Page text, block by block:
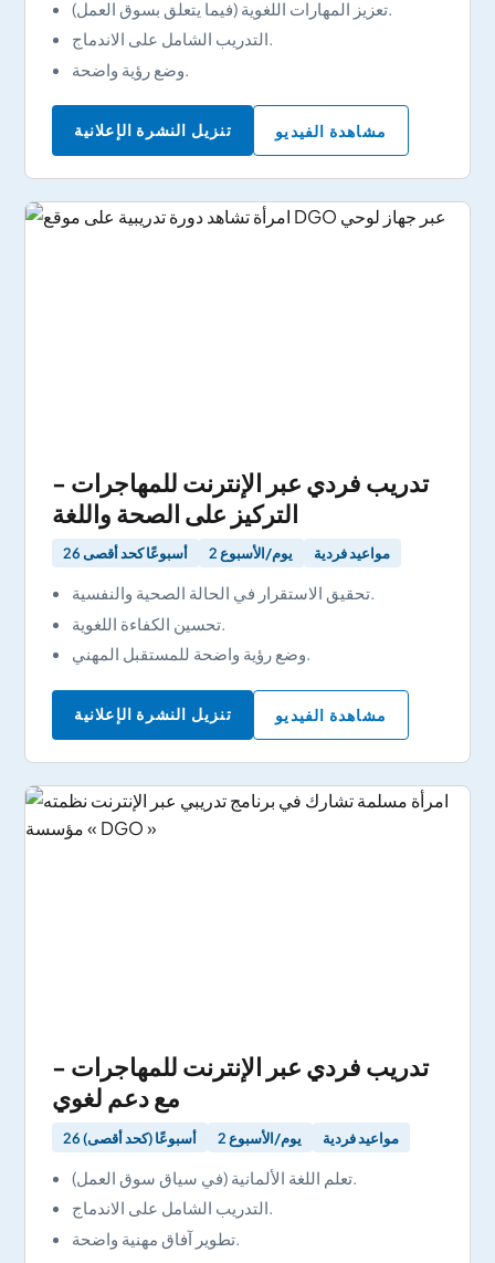
تعزيز المهارات اللغوية (فيما يتعلق بسوق العمل).
التدريب الشامل على الاندماج.
وضع رؤية واضحة.
تنزيل النشرة الإعلانية مشاهدة الفيديو
تدريب فردي عبر الإنترنت للمهاجرات -
التركيز على الصحة واللغة
26 أسبوعًا كحد أقصى 2 يوم/الأسبوع مواعيد فردية
تحقيق الاستقرار في الحالة الصحية والنفسية.
تحسين الكفاءة اللغوية.
وضع رؤية واضحة للمستقبل المهني.
تنزيل النشرة الإعلانية مشاهدة الفيديو
تدريب فردي عبر الإنترنت للمهاجرات -
مع دعم لغوي
26 أسبوعًا (كحد أقصى) 2 يوم/الأسبوع مواعيد فردية
تعلم اللغة الألمانية (في سياق سوق العمل).
التدريب الشامل على الاندماج.
تطوير آفاق مهنية واضحة.